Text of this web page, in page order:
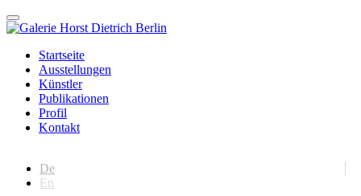
Startseite
Ausstellungen
Künstler
Publikationen
Profil
Kontakt
De
En